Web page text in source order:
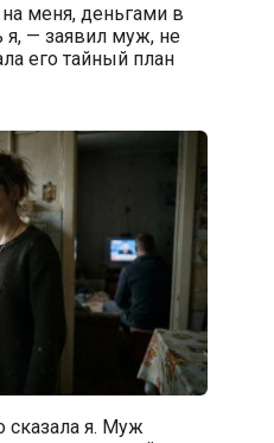
меня, деньгами в
— заявил муж, не
его тайный план
сказала я. Муж